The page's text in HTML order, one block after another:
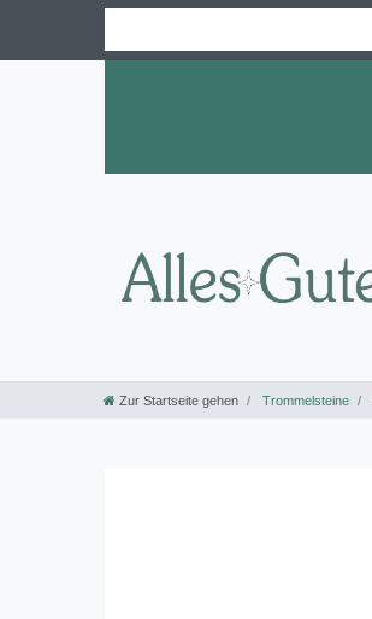
Zur Startseite gehen Trommelsteine